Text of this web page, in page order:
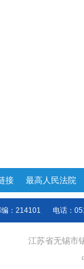
接 最高人民法院
编：214101 电话：
江苏省无锡市